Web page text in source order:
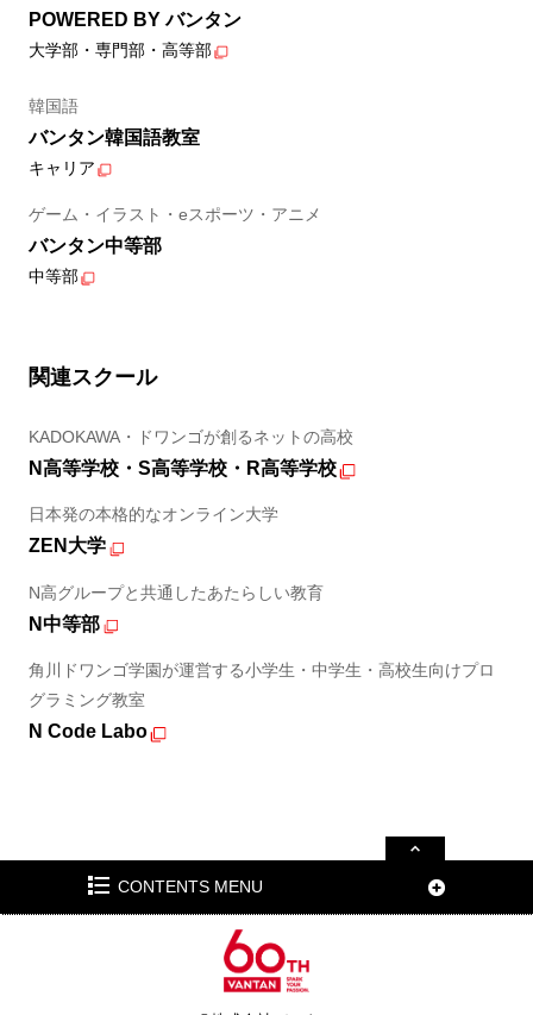
POWERED BY バンタン
大学部・専門部・高等部
韓国語
バンタン韓国語教室
キャリア
ゲーム・イラスト・eスポーツ・アニメ
バンタン中等部
中等部
関連スクール
KADOKAWA・ドワンゴが創るネットの高校
N高等学校・S高等学校・R高等学校
日本発の本格的なオンライン大学
ZEN大学
N高グループと共通したあたらしい教育
N中等部
角川ドワンゴ学園が運営する小学生・中学生・高校生向けプロ
グラミング教室
N Code Labo
CONTENTS MENU